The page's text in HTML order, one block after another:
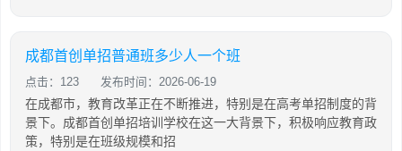
成都首创单招普通班多少人一个班
点击：123 发布时间：2026-06-19
在成都市，教育改革正在不断推进，特别是在高考单招制度的背
景下。成都首创单招培训学校在这一大背景下，积极响应教育政
策，特别是在班级规模和招